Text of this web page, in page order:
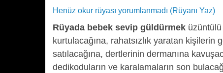
Henüz okur rüyası yorumlanmadı (Rüyanı Yaz)
Rüyada bebek sevip güldürmek üzüntülü
kurtulacağına, rahatsızlık yaratan kişilerin
satılacağına, dertlerinin dermanına
dedikoduların ve karalamaların son